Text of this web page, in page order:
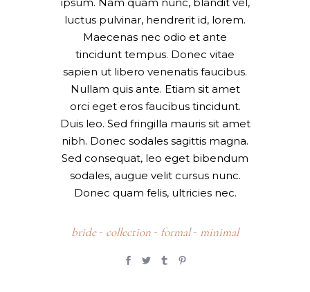
luctus pulvinar, hendrerit id, lorem.
Maecenas nec odio et ante
tincidunt tempus. Donec vitae
sapien ut libero venenatis faucibus.
Nullam quis ante. Etiam sit amet
orci eget eros faucibus tincidunt.
Duis leo. Sed fringilla mauris sit amet
nibh. Donec sodales sagittis magna.
Sed consequat, leo eget bibendum
sodales, augue velit cursus nunc.
Donec quam felis, ultricies nec.
bride- collection - formal- minimal